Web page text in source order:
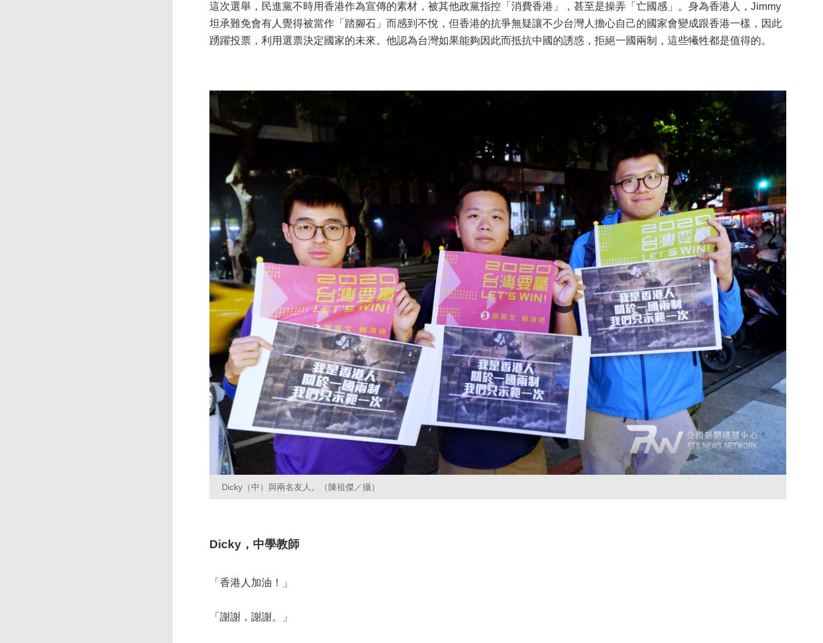
這次選舉，民進黨不時用香港作為宣傳的素材，被其他政黨指控「消費香港」，甚至是操弄「亡國感」。身為香港人，Jimmy
坦承難免會有人覺得被當作「踏腳石」而感到不悅，但香港的抗爭無疑讓不少台灣人擔心自己的國家會變成跟香港一樣，因此
踴躍投票，利用選票決定國家的未來。他認為台灣如果能夠因此而抵抗中國的誘惑，拒絕一國兩制，這些犧牲都是值得的。
Dicky（中）與兩名友人。（陳祖傑／攝）
Dicky，中學教師
「香港人加油！」
「謝謝，謝謝。」